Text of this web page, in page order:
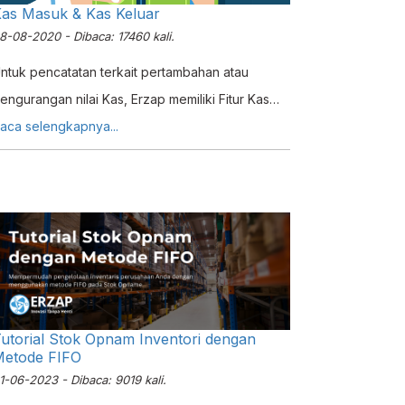
pada Perusahaan anda. Pada Tutorial
ini kami akan menjelaskan cara mengelola
Pegawai pada Sistem ERP Erzap.
Masuk & Kas Keluar
08-2020 - Dibaca: 17460 kali.
pencatatan terkait pertambahan atau
nilai Kas, Erzap memiliki Fitur Kas
dan Kas Keluar yang memungkinkan
untuk memberi pertambahan nilai
Erzap ? Bagaimana cara penggunaannya ?
Tutorial ini untuk mempelajari detail Kas
dan Kas Keluar
selengkapnya...
Stok Opnam Inventori dengan
FIFO
06-2023 - Dibaca: 9019 kali.